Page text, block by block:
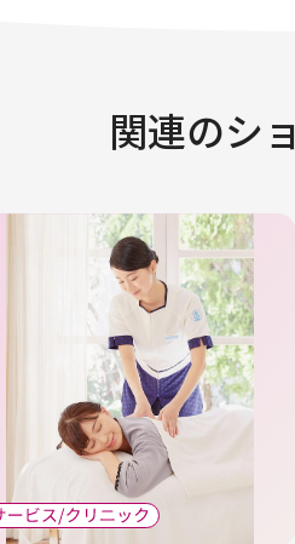
関連のシ